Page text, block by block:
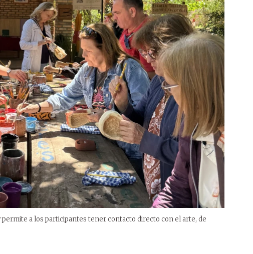
permite a los participantes tener contacto directo con el arte, de